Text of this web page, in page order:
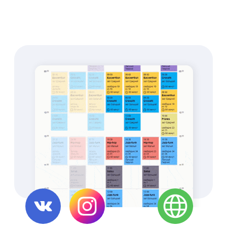
Увеличение продаж
абонементов и услуг через
приложение
Сокращение времени
работы администратора
на 85%
Создайте свой
уникальный дизайн
Экономьте с push-
уведомлениями